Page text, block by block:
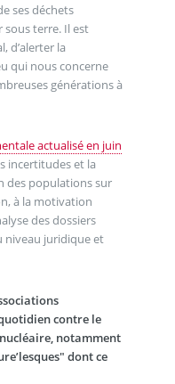
ses déchets
sous terre. Il est
d’alerter la
qui nous concerne
générations à
actualisé en juin
incertitudes et la
des populations sur
à la motivation
des dossiers
niveau juridique et
contre le
notamment
dont ce